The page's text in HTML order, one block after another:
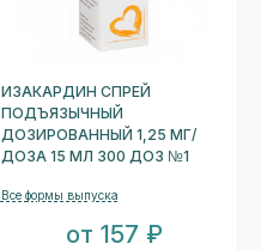
ИЗАКАРДИН СПРЕЙ
ПОДЪЯЗЫЧНЫЙ
ДОЗИРОВАННЫЙ 1,25 МГ/
ДОЗА 15 МЛ 300 ДОЗ №1
Все формы выпуска
от 157 ₽